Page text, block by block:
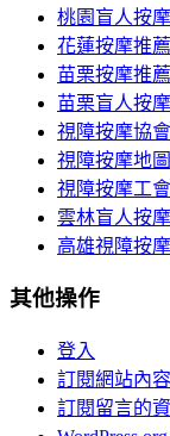
桃園盲人按摩
花蓮按摩推薦
苗栗按摩推薦
苗栗盲人按摩
視障按摩協會
視障按摩地圖
視障按摩工會
雲林盲人按摩
高雄視障按摩
其他操作
登入
訂閱網站內
訂閱留言的